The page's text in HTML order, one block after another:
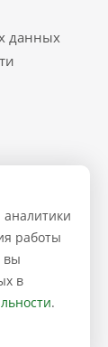
данных
работы
вы
в
.